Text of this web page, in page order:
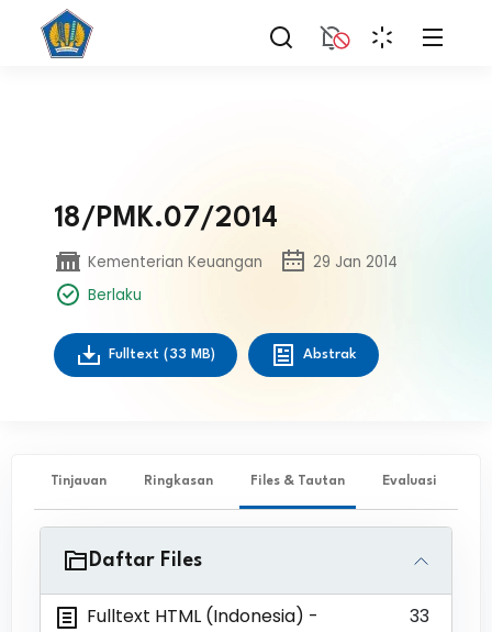
18/PMK.07/2014
Kementerian Keuangan
29 Jan 2014
Berlaku
Fulltext (33 MB) Abstrak
Tinjauan Ringkasan Files & Tautan Evaluasi
Daftar Files
Fulltext HTML (Indonesia) -
33